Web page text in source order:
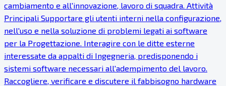
cambiamento e all'innovazione, lavoro di squadra. Attività
Principali Supportare gli utenti interni nella configurazione,
nell'uso e nella soluzione di problemi legati ai software
per la Progettazione. Interagire con le ditte esterne
interessate da appalti di Ingegneria, predisponendo i
sistemi software necessari all'adempimento del lavoro.
Raccogliere, verificare e discutere il fabbisogno hardware